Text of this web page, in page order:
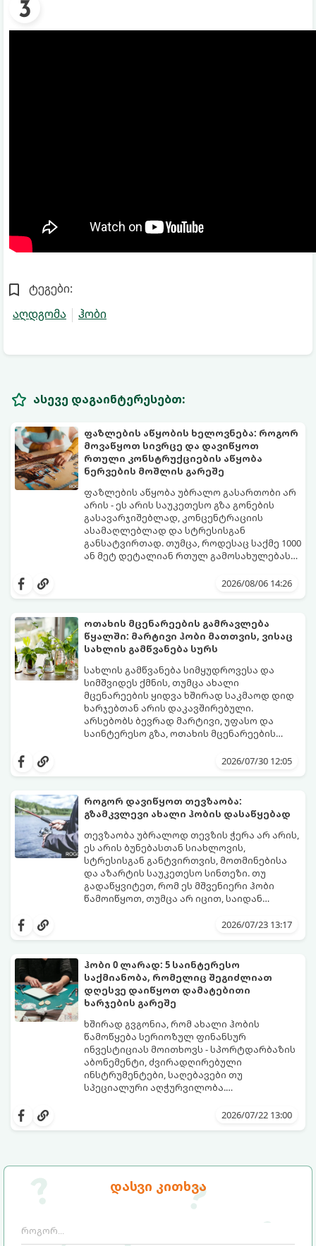
დასვი კითხვა
ტეგები:
აღდგომა
ჰობი
ასევე დაგაინტერესებთ:
ფაზლების აწყობის ხელოვნება: როგორ
მოვაწყოთ სივრცე და დავიწყოთ
რთული კონსტრუქციების აწყობა
ნერვების მოშლის გარეშე
ფაზლების აწყობა უბრალო გასართობი არ
არის - ეს არის საუკეთესო გზა გონების
გასავარჯიშებლად, კონცენტრაციის
ასამაღლებლად და სტრესისგან
განსატვირთად. თუმცა, როდესაც საქმე 1000
ან მეტ დეტალიან რთულ გამოსახულებას
გაჭიმულ და ნერვებისმომშლელ პროცესად
სიამოვნება მოგიტანოთ, გთავაზობთ
2026/08/06 14:26
ოთახის მცენარეების გამრავლება
წყალში: მარტივი ჰობი მათთვის, ვისაც
სახლის გამწვანება სურს
სახლის გამწვანება სიმყუდროვესა და
სიმშვიდეს ქმნის, თუმცა ახალი
მცენარეების ყიდვა ხშირად საკმაოდ დიდ
ხარჯებთან არის დაკავშირებული.
არსებობს ბევრად მარტივი, უფასო და
საინტერესო გზა, ოთახის მცენარეების
მებაღეებისთვისაც კი, რადგან პროცესი
როგორ იზრდება ახალი ფესვები
ყოველდღიურად.
2026/07/30 12:05
როგორ დავიწყოთ თევზაობა:
გზამკვლევი ახალი ჰობის დასაწყებად
თევზაობა უბრალოდ თევზის ჭერა არ არის,
ეს არის ბუნებასთან სიახლოვის,
სტრესისგან განტვირთვის, მოთმინებისა
და აზარტის საუკეთესო სინთეზი. თუ
გადაწყვიტეთ, რომ ეს მშვენიერი ჰობი
წამოიწყოთ, თუმცა არ იცით, საიდან
ეს ამომწურავი გზამკვლევი სწორედ
2026/07/23 13:17
ჰობი 0 ლარად: 5 საინტერესო
საქმიანობა, რომელიც შეგიძლიათ
დღესვე დაიწყოთ დამატებითი
ხარჯების გარეშე
ხშირად გვგონია, რომ ახალი ჰობის
წამოწყება სერიოზულ ფინანსურ
ინვესტიციას მოითხოვს - სპორტდარბაზის
აბონემენტი, ძვირადღირებული
ინსტრუმენტები, საღებავები თუ
სპეციალური აღჭურვილობა.
შემოქმედებითი და სასარგებლო
ხელთ: ინტერნეტი, სმარტფონი, ფურცელი
თანაბრად ავითარებს გონებასა და
2026/07/22 13:00